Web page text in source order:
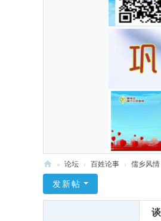
江
» 论坛 › 百姓论事 › 儒乡风情
发新帖